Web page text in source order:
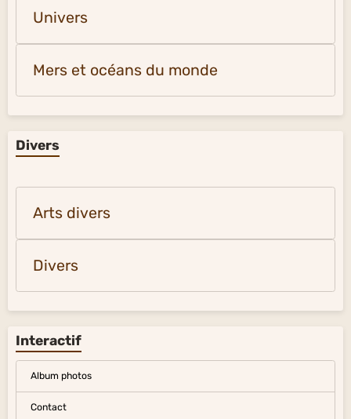
Univers
Mers et océans du monde
Divers
Arts divers
Divers
Interactif
Album photos
Contact